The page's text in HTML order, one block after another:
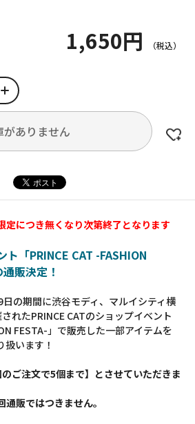
1,650円
がありません
につき無くなり次第終了となります
ト「PRINCE CAT -FASHION
販決定！
の期間に渋谷モディ、マルイシティ横
れたPRINCE CATのショップイベント
FESTA-」で販売した一部アイテムを
います！
ご注文で5個まで】とさせていただきま
販ではつきません。